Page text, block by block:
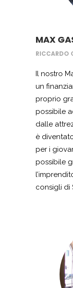
MAX
RICCARDO
Il nostro
un
proprio
possibile
dalle
è
per i
possibile
consigli di
oggi il
darci
gestirlo